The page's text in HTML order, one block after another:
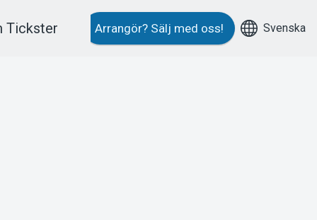
Tickster Arrangör? Sälj med oss! Svenska